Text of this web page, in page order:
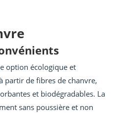
option écologique et
partir de fibres de chanvre,
et biodégradables. La
sans poussière et non